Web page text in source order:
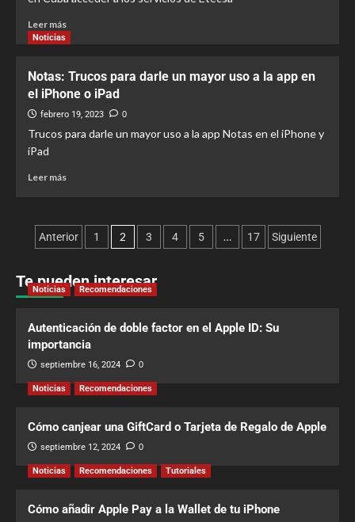
Leer más
Noticias
Notas: Trucos para darle un mayor uso a la app en
el iPhone o iPad
febrero 19, 2023 0
Trucos para darle un mayor uso a la app Notas en el iPhone y
iPad
Leer más
Anterior 1 2 3 4 5 … 17 Siguiente
Te pueden interesar
Noticias Recomendaciones
Autenticación de doble factor en el Apple ID: Su
importancia
septiembre 16, 2024 0
Noticias Recomendaciones
Cómo canjear una GiftCard o Tarjeta de Regalo de Apple
septiembre 12, 2024 0
Noticias Recomendaciones Tutoriales
Cómo añadir Apple Pay a la Wallet de tu iPhone